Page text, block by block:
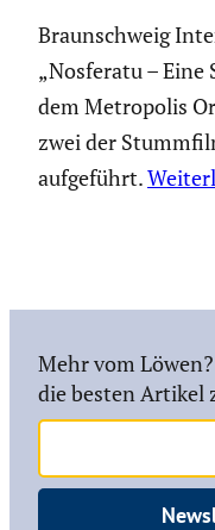
Braunschweig
„Nosferatu – Eine
dem Metropolis
zwei der
aufgeführt.
Mehr vom
die besten Artikel